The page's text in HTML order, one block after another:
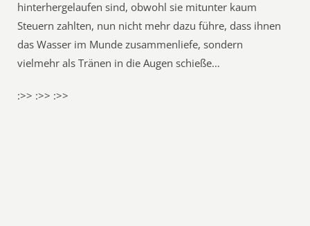
hinterhergelaufen sind, obwohl sie mitunter kaum
Steuern zahlten, nun nicht mehr dazu führe, dass ihnen
das Wasser im Munde zusammenliefe, sondern
vielmehr als Tränen in die Augen schieße…
:>> :>> :>>